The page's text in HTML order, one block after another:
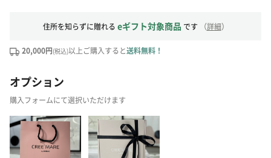
住所を知らずに贈れる eギフト対象商品 です （詳細）
20,000円(税込)以上ご購入すると送料無料！
オプション
購入フォームにて選択いただけます